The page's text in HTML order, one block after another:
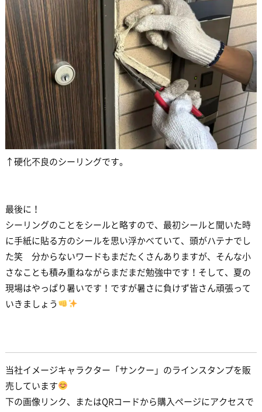
↑硬化不良のシーリングです。
最後に！
シーリングのことをシールと略すので、最初シールと聞いた時
に手紙に貼る方のシールを思い浮かべていて、頭がハテナでし
た笑 分からないワードもまだたくさんありますが、そんな小
さなことも積み重ねながらまだまだ勉強中です！そして、夏の
現場はやっぱり暑いです！ですが暑さに負けず皆さん頑張って
いきましょう
当社イメージキャラクター「サンクー」のラインスタンプを販
売しています
下の画像リンク、またはQRコードから購入ページにアクセスで